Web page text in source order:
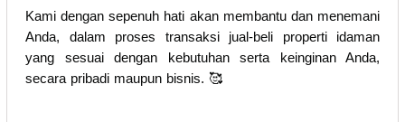
Kami dengan sepenuh hati akan membantu dan menemani
Anda, dalam proses transaksi jual-beli properti idaman
yang sesuai dengan kebutuhan serta keinginan Anda,
secara pribadi maupun bisnis. 🥰